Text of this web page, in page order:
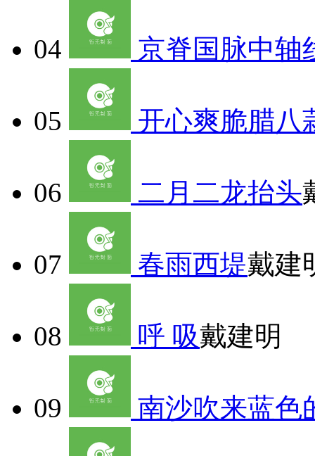
04 京脊国脉中轴
05 开心爽脆腊八
06 二月二龙抬头
07 春雨西堤戴建
08 呼 吸戴建明
09 南沙吹来蓝色